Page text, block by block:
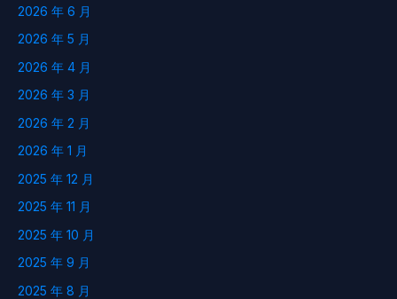
2026 年 6 月
2026 年 5 月
2026 年 4 月
2026 年 3 月
2026 年 2 月
2026 年 1 月
2025 年 12 月
2025 年 11 月
2025 年 10 月
2025 年 9 月
2025 年 8 月